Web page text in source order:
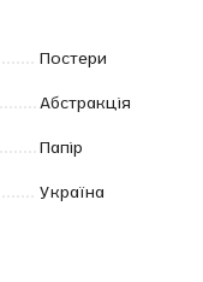
Постери
Абстракція
Папір
Україна